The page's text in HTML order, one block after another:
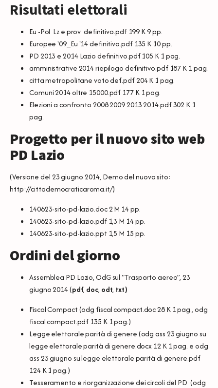
Risultati elettorali
Eu -Pol Lz e prov definitivo.pdf199 K 9 pp.
Europee '09_Eu '14 definitivo.pdf135 K 10 pp.
PD 2013 e 2014 Lazio definitivo.pdf105 K 1 pag.
amministrative 2014 riepilogo definitivo.pdf187 K 1 pag.
citta metropolitane voto def.pdf204 K 1 pag.
Comuni 2014 oltre 15000.pdf 177 K 1 pag.
Elezioni a confronto 2008 2009 2013 2014.pdf302 K 1
pag.
Progetto per il nuovo sito web
PD Lazio
(Versione del 23 giugno 2014, Demo del nuovo sito:
http://cittademocraticaroma.it/)
140623-sito-pd-lazio.doc2 M 14 pp.
140623-sito-pd-lazio.pdf1,3 M 14 pp.
140623-sito-pd-lazio.ppt 1,5 M 15 pp.
Ordini del giorno
Assemblea PD Lazio, OdG sul “Trasporto aereo”, 23
giugno 2014 (pdf, doc, odt, txt)
Fiscal Compact (odg fiscal compact.doc28 K 1 pag.,odg
fiscal compact.pdf 135 K 1 pag.)
Legge elettorale parità di genere (odg ass 23 giugno su
legge elettorale parità di genere.docx 12 K 1 pag. eodg
ass 23 giugno su legge elettorale parità di genere.pdf
124 K 1 pag.)
Tesseramento e riorganizzazione dei circoli del PD (odg